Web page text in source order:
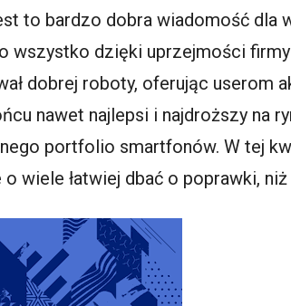
to bardzo dobra wiadomość dla
wszystko dzięki uprzejmości firmy
dobrej roboty, oferując userom
nawet najlepsi i najdroższy na
portfolio smartfonów. W tej
wiele łatwiej dbać o poprawki,